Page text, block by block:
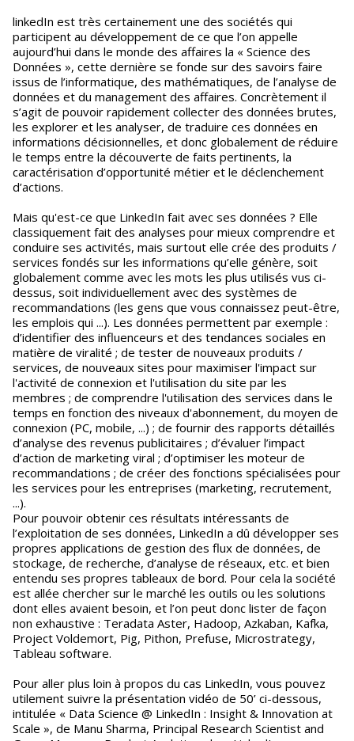
linkedIn est très certainement une des sociétés qui
participent au développement de ce que l’on appelle
aujourd’hui dans le monde des affaires la « Science des
Données », cette dernière se fonde sur des savoirs faire
issus de l’informatique, des mathématiques, de l’analyse de
données et du management des affaires. Concrètement il
s’agit de pouvoir rapidement collecter des données brutes,
les explorer et les analyser, de traduire ces données en
informations décisionnelles, et donc globalement de réduire
le temps entre la découverte de faits pertinents, la
caractérisation d’opportunité métier et le déclenchement
d’actions.
Mais qu'est-ce que LinkedIn fait avec ses données ? Elle
classiquement fait des analyses pour mieux comprendre et
conduire ses activités, mais surtout elle crée des produits /
services fondés sur les informations qu’elle génère, soit
globalement comme avec les mots les plus utilisés vus ci-
dessus, soit individuellement avec des systèmes de
recommandations (les gens que vous connaissez peut-être,
les emplois qui ...). Les données permettent par exemple :
d’identifier des influenceurs et des tendances sociales en
matière de viralité ; de tester de nouveaux produits /
services, de nouveaux sites pour maximiser l'impact sur
l'activité de connexion et l'utilisation du site par les
membres ; de comprendre l'utilisation des services dans le
temps en fonction des niveaux d'abonnement, du moyen de
connexion (PC, mobile, ...) ; de fournir des rapports détaillés
d’analyse des revenus publicitaires ; d’évaluer l’impact
d’action de marketing viral ; d’optimiser les moteur de
recommandations ; de créer des fonctions spécialisées pour
les services pour les entreprises (marketing, recrutement,
...).
Pour pouvoir obtenir ces résultats intéressants de
l’exploitation de ses données, LinkedIn a dû développer ses
propres applications de gestion des flux de données, de
stockage, de recherche, d’analyse de réseaux, etc. et bien
entendu ses propres tableaux de bord. Pour cela la société
est allée chercher sur le marché les outils ou les solutions
dont elles avaient besoin, et l’on peut donc lister de façon
non exhaustive : Teradata Aster, Hadoop, Azkaban, Kafka,
Project Voldemort, Pig, Pithon, Prefuse, Microstrategy,
Tableau software.
Pour aller plus loin à propos du cas LinkedIn, vous pouvez
utilement suivre la présentation vidéo de 50’ ci-dessous,
intitulée « Data Science @ LinkedIn : Insight & Innovation at
Scale », de Manu Sharma, Principal Research Scientist and